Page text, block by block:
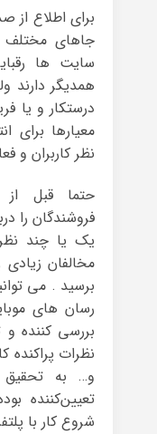
برای اطلاع از
جاهای مختلف
سایت ها
همدیگر دارند
درستکار و یا
معیارها برای
نظر کاربران و
حتما قبل
فروشندگان را
یک یا چند نظر
مخالفان
برسید . می
رسان های
بررسی کننده
نظرات
و… به تحقیق
تعیین‌کننده
شروع کار با